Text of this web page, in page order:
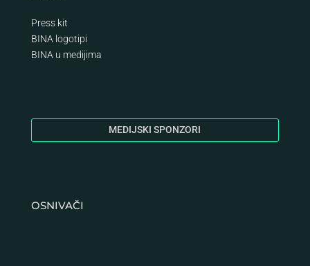
Press kit
BINA logotipi
BINA u medijima
MEDIJSKI SPONZORI
OSNIVAČI